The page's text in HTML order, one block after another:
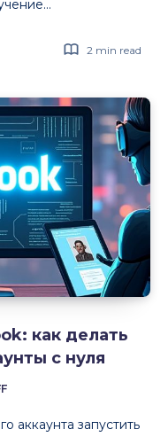
2 min read
как делать
с нуля
аккаунта запустить